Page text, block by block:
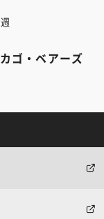
ゴ・ベアーズ